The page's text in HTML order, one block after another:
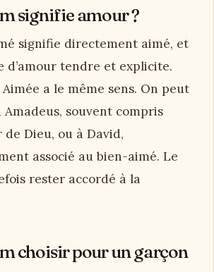
signifie amour ?
signifie directement aimé, et
d’amour tendre et explicite.
a le même sens. On peut
Amadeus, souvent compris
Dieu, ou à David,
associé au bien-aimé. Le
rester accordé à la
choisir pour un garçon